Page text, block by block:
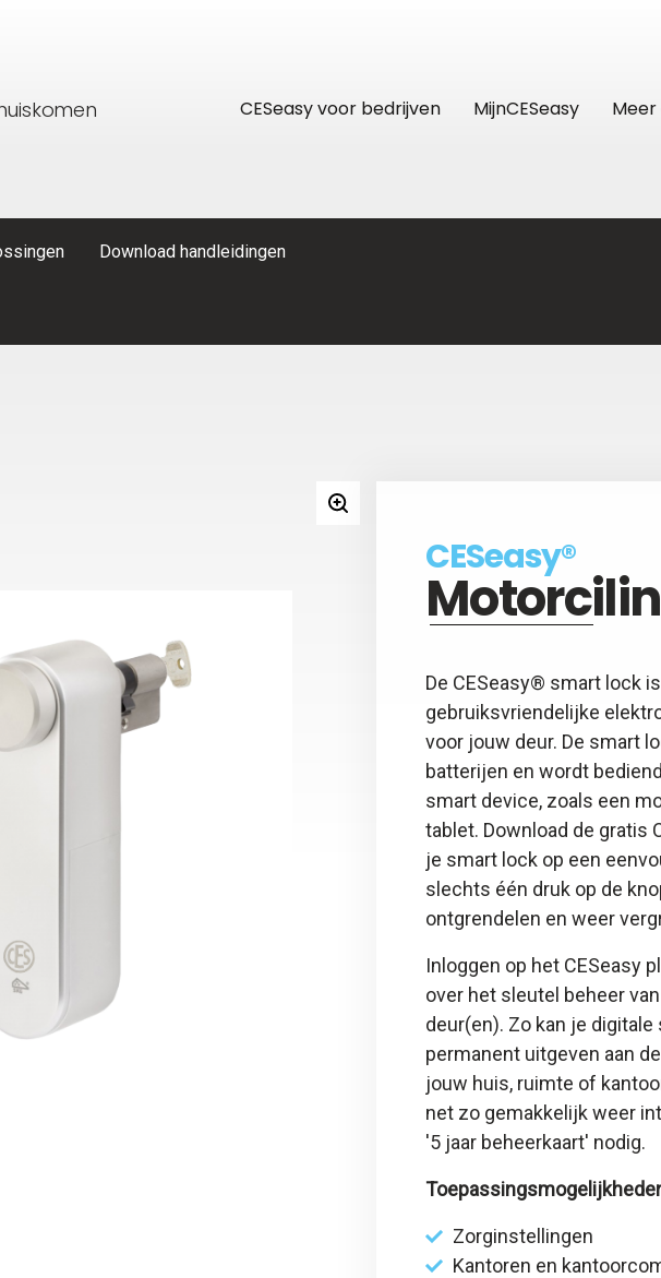
CESeasy voor bedrijven MijnCESeasy Meer
Download handleidingen
CESeasy®
De CESeasy® smart lock
gebruiksvriendelijke
voor jouw deur. De smart
batterijen en wordt
smart device, zoals een
tablet. Download de gratis
je smart lock op een
slechts één druk op de
ontgrendelen en weer
Inloggen op het CESeasy
over het sleutel beheer
deur(en). Zo kan je
permanent uitgeven aan
jouw huis, ruimte of
net zo gemakkelijk weer
'5 jaar beheerkaart' nodig.
Zorginstellingen
Kantoren en